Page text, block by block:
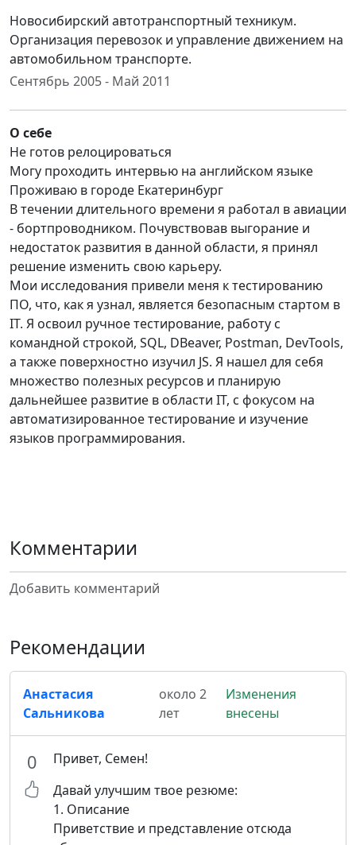
Новосибирский автотранспортный техникум.
Организация перевозок и управление движением на
автомобильном транспорте.
Сентябрь 2005 - Май 2011
О себе
Не готов релоцироваться
Могу проходить интервью на английском языке
Проживаю в городе Екатеринбург
В течении длительного времени я работал в авиации
- бортпроводником. Почувствовав выгорание и
недостаток развития в данной области, я принял
решение изменить свою карьеру.
Мои исследования привели меня к тестированию
ПО, что, как я узнал, является безопасным стартом в
IT. Я освоил ручное тестирование, работу с
командной строкой, SQL, DBeaver, Postman, DevTools,
а также поверхностно изучил JS. Я нашел для себя
множество полезных ресурсов и планирую
дальнейшее развитие в области IT, с фокусом на
автоматизированное тестирование и изучение
языков программирования.
Комментарии
Добавить комментарий
Рекомендации
Анастасия
Сальникова
около 2
лет
Изменения
внесены
0
Привет, Семен!
Давай улучшим твое резюме:
1. Описание
Приветствие и представление отсюда